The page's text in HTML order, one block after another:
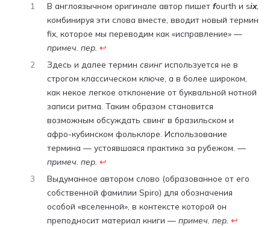
1 В англоязычном оригинале автор пишетfourth и six,
комбинируя эти слова вместе, вводит новый термин
fix, которое мы переводим как «исправление» —
примеч. пер. ↩︎
2
Здесь и далее терминсвингиспользуется не в
строгом классическом ключе, а в более широком,
как некое легкое отклонение от буквальной нотной
записи ритма. Таким образом становится
возможным обсуждать свинг в бразильском и
афро-кубинском фольклоре. Использование
термина — устоявшаяся практика за рубежом.—
примеч. пер. ↩︎
3
Выдуманное автором слово (образованное от его
собственной фамилии Spiro) для обозначения
особой «вселенной», в контексте которой он
преподносит материал книги— примеч. пер. ↩︎